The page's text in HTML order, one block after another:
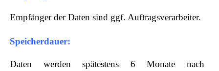
Empfänger der Daten sind ggf. Auftragsverarbeiter.
Speicherdauer:
Daten werden spätestens 6 Monate nach